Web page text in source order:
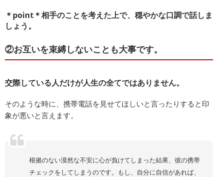
＊point＊相手のことを考えた上で、穏やかな口調で話しま
しょう。
②お互いを束縛しないことも大事です。
交際している人だけが人生の全てではありません。
そのような時に、携帯電話を見せてほしいと言ったりすると印
象が悪いと言えます。
根拠のない漠然な不安に心が負けてしまった結果、彼の携帯
チェックをしてしまうのです。もし、自分に自信があれば、